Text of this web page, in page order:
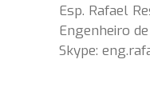
Esp. Rafael
Engenheiro
Skype: